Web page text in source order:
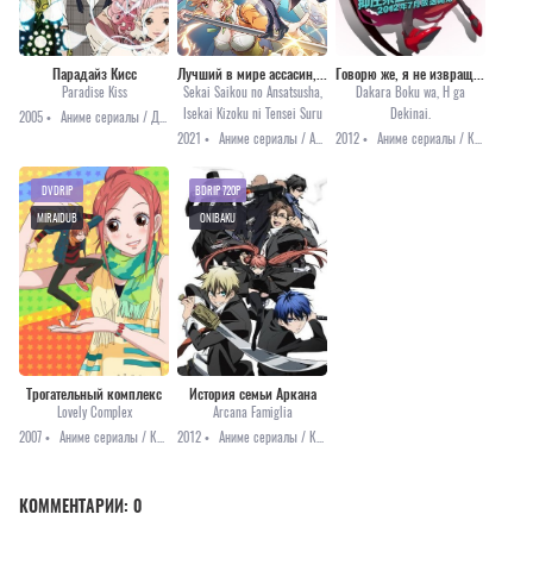
Парадайз Кисс
Paradise Kiss
2005 •
Sekai Saikou no Ansatsusha,
Isekai Kizoku ni Tensei Suru
2021 •
Dakara Boku wa, H ga
Dekinai.
2012 •
Трогательный комплекс
Lovely Complex
2007 •
Аниме сериалы / Комедия / Романтика / Сёдзё
DVDRIP
MIRAIDUB
История семьи Аркана
Arcana Famiglia
2012 •
Аниме сериалы / Комедия / Приключения / Сёдзё
BDRIP 720P
ONIBAKU
КОММЕНТАРИИ: 0